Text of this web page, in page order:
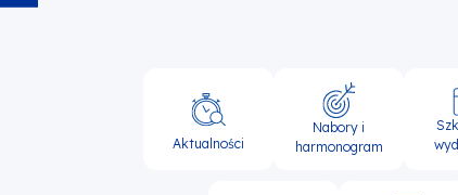
Główna
nawigacja
Aktualności
Nabory i
harmonogram